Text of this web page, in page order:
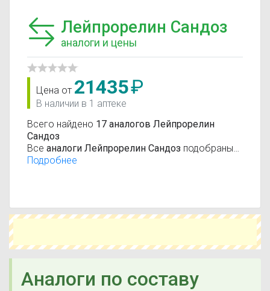
Лейпрорелин Сандоз
аналоги и цены
Цена от 21435₽
В наличии в 1 аптеке
Всего найдено 17 аналогов Лейпрорелин
Сандоз
Все аналоги Лейпрорелин Сандоз подобраны
по международной системе классификации
Подробнее
Аналоги по составу